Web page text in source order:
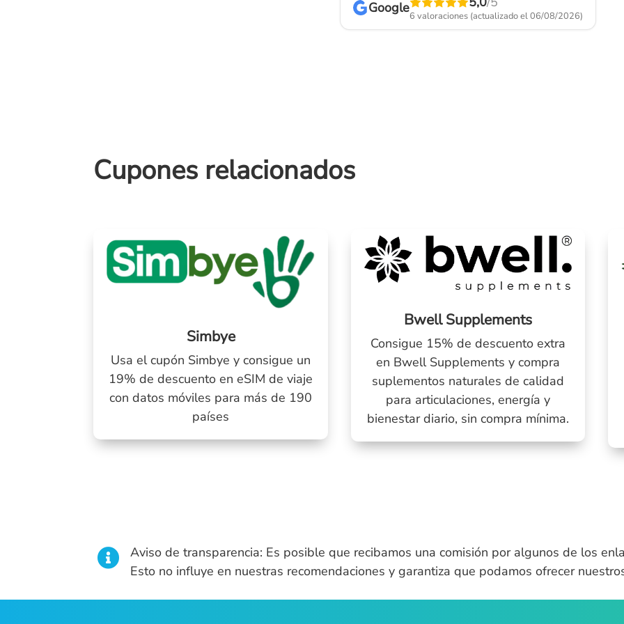
Google6 valoraciones (actualizado el 06/08/2026)
Cupones relacionados
Simbye
Usa el cupón Simbye y consigue un
19% de descuento en eSIM de viaje
con datos móviles para más de 190
países
Bwell Supplements
Consigue 15% de descuento extra
en Bwell Supplements y compra
suplementos naturales de calidad
para articulaciones, energía y
bienestar diario, sin compra mínima.

Aviso de transparencia: Es posible que recibamos una comisión por algunos de los
Esto no influye en nuestras recomendaciones y garantiza que podamos ofrecer